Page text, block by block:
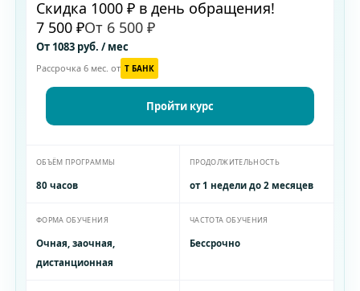
Скидка 1000 ₽ в день обращения!
7 500 ₽От 6 500 ₽
От 1083 руб. / мес
Рассрочка 6 мес. от T БАНК
Пройти курс
ОБЪЁМ ПРОГРАММЫ
80 часов
ПРОДОЛЖИТЕЛЬНОСТЬ
от 1 недели до 2 месяцев
ФОРМА ОБУЧЕНИЯ
Очная, заочная,
дистанционная
ЧАСТОТА ОБУЧЕНИЯ
Бессрочно